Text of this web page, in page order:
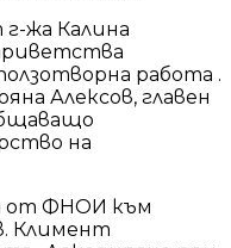
жа Калина
работа .
Алексов, главен
на
от ФНОИ към
Климент